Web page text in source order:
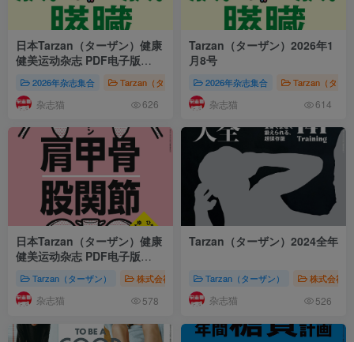
日本Tarzan（ターザン）健康
健美运动杂志 PDF电子版
【2026年·全年订阅】
2026年杂志集合 Tarzan（ターザン） 株式会社マガジンハウス（
杂志猫 626
Tarzan（ターザン）2026年1
月8号
2026年杂志集合 Tarzan（ター
杂志猫 614
日本Tarzan（ターザン）健康
健美运动杂志 PDF电子版
【2025年·全年订阅】
Tarzan（ターザン） 株式会社マガジンハウス（Magazine House）
杂志猫 578
Tarzan（ターザン）2024全年
Tarzan（ターザン） 株式会社
杂志猫 526